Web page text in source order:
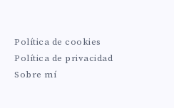
Política de cookies
Política de privacidad
Sobre mí